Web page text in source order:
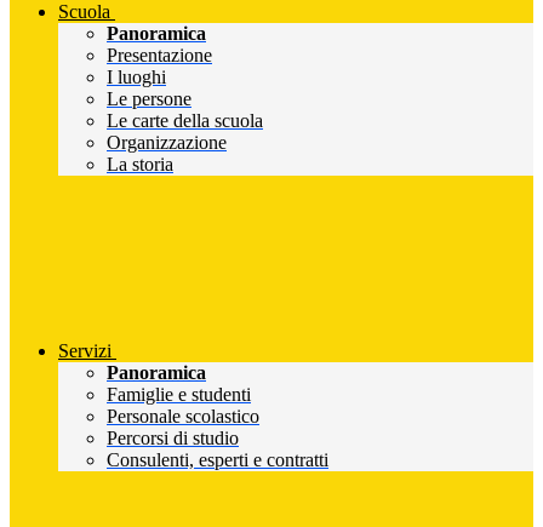
Scuola
Panoramica
Presentazione
I luoghi
Le persone
Le carte della scuola
Organizzazione
La storia
Servizi
Panoramica
Famiglie e studenti
Personale scolastico
Percorsi di studio
Consulenti, esperti e contratti